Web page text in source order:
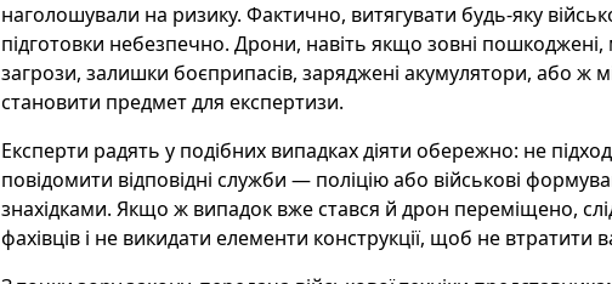
наголошували на ризику. Фактично, витягувати будь-яку
підготовки небезпечно. Дрони, навіть якщо зовні
загрози, залишки боєприпасів, заряджені акумулятори, або ж
становити предмет для експертизи.
Експерти радять у подібних випадках діяти обережно: не
повідомити відповідні служби — поліцію або військові
знахідками. Якщо ж випадок вже стався й дрон переміщено,
фахівців і не викидати елементи конструкції, щоб не втратити